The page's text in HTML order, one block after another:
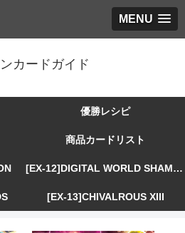
MENU
カードガイド
優勝レシピ
商品カードリスト
[EX-12]DIGITAL WORLD SHAMBALA
[EX-13]CHIVALROUS XIII